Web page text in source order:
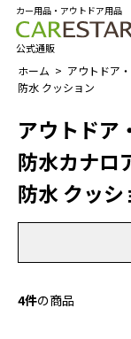
カー用品・アウトドア用品
公式通販
ホーム アウトドア
防水 クッション
アウトドア
防水カナロ
防水 クッシ
4件の商品